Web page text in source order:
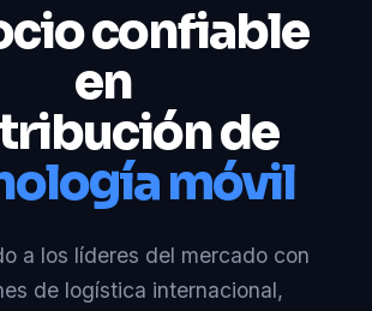
confiable
en
de
móvil
a los líderes del mercado con
de logística internacional,